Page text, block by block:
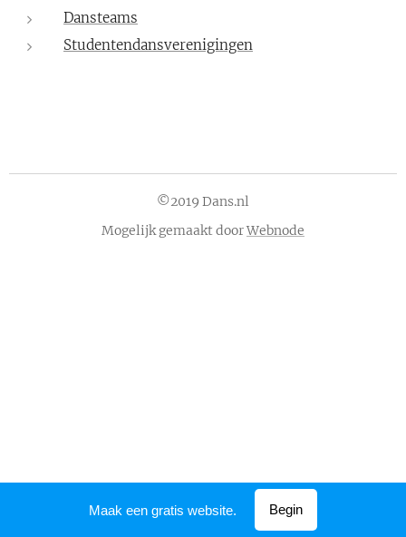
Dansteams
Studentendansverenigingen
©2019 Dans.nl
Mogelijk gemaakt doorWebnode
Maak een gratis website. Begin